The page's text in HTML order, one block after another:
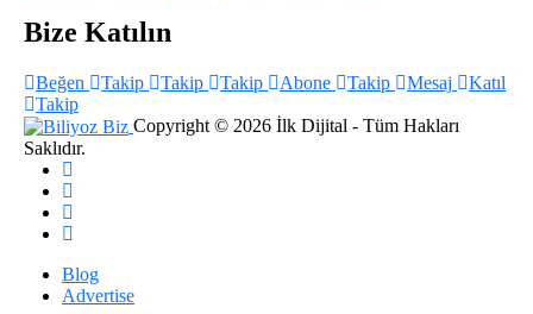
Bize Katılın
Beğen Takip Takip Takip Abone Takip Mesaj
Katıl
Takip
Copyright © 2026 İlk Dijital - Tüm Hakları
Saklıdır.
Blog
Advertise